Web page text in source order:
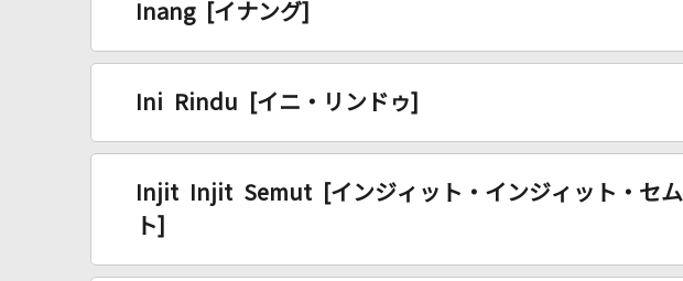
Inang [イナング]
Ini Rindu [イニ・リンドゥ]
Injit Injit Semut [インジィット・インジィット・セム
ト]